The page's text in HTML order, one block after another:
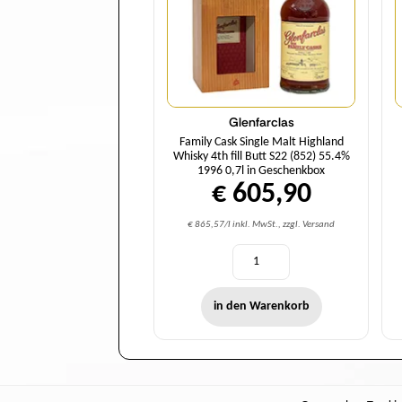
Glenfarclas
Family Cask Single Malt Highland
Whisky 4th fill Butt S22 (852) 55.4%
1996 0,7l in Geschenkbox
€ 605,90
€ 865,57/l inkl. MwSt., zzgl. Versand
in den Warenkorb